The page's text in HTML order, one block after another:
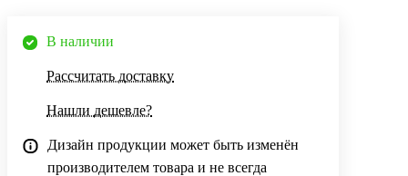
В наличии
Рассчитать доставку
Нашли дешевле?
Дизайн продукции может быть изменён
производителем товара и не всегда